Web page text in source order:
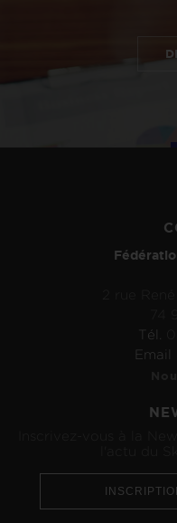
Tél.
Email